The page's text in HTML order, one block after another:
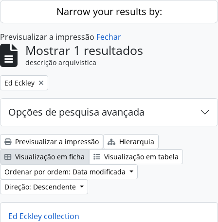
Skip to main contentNarrow your results by:
Previsualizar a impressão Fechar
Mostrar 1 resultados
descrição arquivística
Remove filter:
Ed Eckley
Opções de pesquisa avançada
Previsualizar a impressão
Hierarquia
Visualização em ficha
Visualização em tabela
Ordenar por ordem: Data modificada
Direção: Descendente
Ed Eckley collection